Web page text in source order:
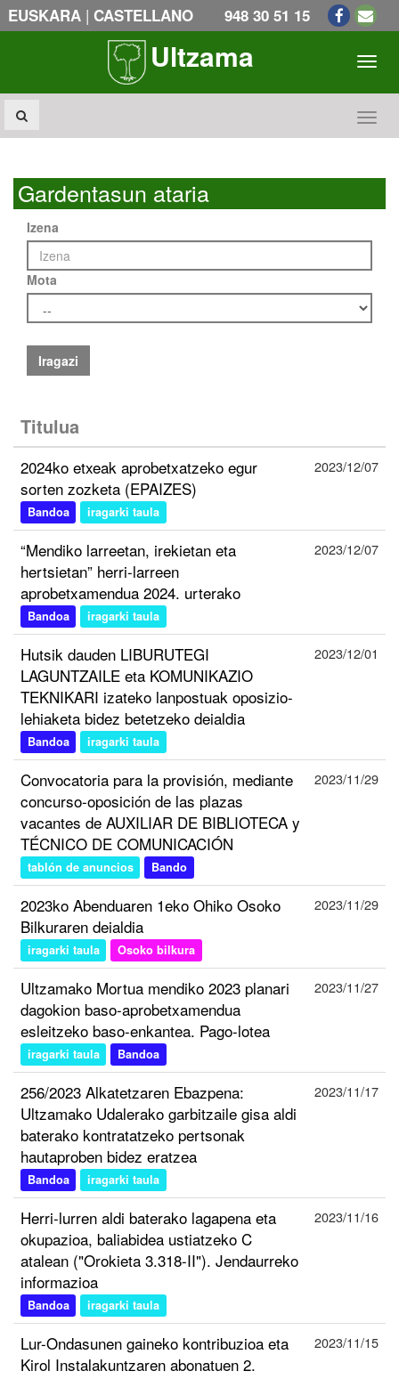
EUSKARA | CASTELLANO 948 30 51 15
Ultzama
Gardentasun ataria
Izena
Mota
Iragazi
Titulua
2024ko etxeak aprobetxatzeko egur
sorten zozketa (EPAIZES)
Bandoa iragarki taula
2023/12/07
“Mendiko larreetan, irekietan eta
hertsietan” herri-larreen
aprobetxamendua 2024. urterako
Bandoa iragarki taula
2023/12/07
Hutsik dauden LIBURUTEGI
LAGUNTZAILE eta KOMUNIKAZIO
TEKNIKARI izateko lanpostuak oposizio-
lehiaketa bidez betetzeko deialdia
Bandoa iragarki taula
2023/12/01
Convocatoria para la provisión, mediante
concurso-oposición de las plazas
vacantes de AUXILIAR DE BIBLIOTECA y
TÉCNICO DE COMUNICACIÓN
tablón de anuncios Bando
2023/11/29
2023ko Abenduaren 1eko Ohiko Osoko
Bilkuraren deialdia
iragarki taula Osoko bilkura
2023/11/29
Ultzamako Mortua mendiko 2023 planari
dagokion baso-aprobetxamendua
esleitzeko baso-enkantea. Pago-lotea
iragarki taula Bandoa
2023/11/27
256/2023 Alkatetzaren Ebazpena:
Ultzamako Udalerako garbitzaile gisa aldi
baterako kontratatzeko pertsonak
hautaproben bidez eratzea
Bandoa iragarki taula
2023/11/17
Herri-lurren aldi baterako lagapena eta
okupazioa, baliabidea ustiatzeko C
atalean ("Orokieta 3.318-II"). Jendaurreko
informazioa
Bandoa iragarki taula
2023/11/16
Lur-Ondasunen gaineko kontribuzioa eta
Kirol Instalakuntzaren abonatuen 2.
2023/11/15